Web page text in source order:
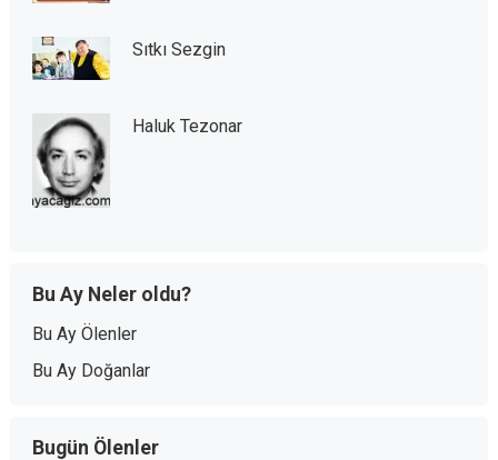
Sıtkı Sezgin
Haluk Tezonar
Bu Ay Neler oldu?
Bu Ay Ölenler
Bu Ay Doğanlar
Bugün Ölenler